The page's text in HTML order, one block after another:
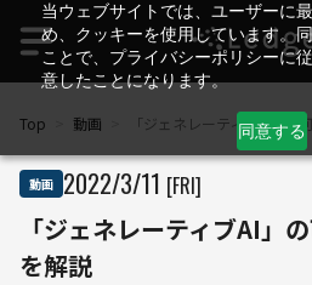
当ウェブサイトでは、ユーザーに
め、クッキーを使用しています。
ことで、プライバシーポリシーに
意したことになります。
同意する
Top 動画 「ジェネレーティブAI」
動画 2022/3/11 [FRI]
「ジェネレーティブAI」
を解説